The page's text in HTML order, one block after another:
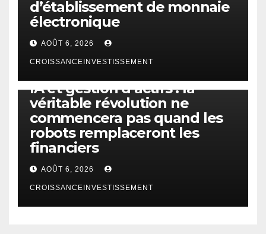
d’établissement de monnaie
électronique
AOÛT 6, 2026
CROISSANCEINVESTISSEMENT
IA et gestion d’actifs : la
véritable révolution ne
commencera pas quand les
robots remplaceront les
financiers
AOÛT 6, 2026
CROISSANCEINVESTISSEMENT